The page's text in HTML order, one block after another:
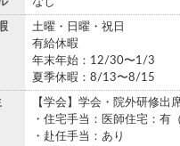
土曜・日曜・祝日
有給休暇
年末年始：12/30〜1/3
夏季休暇：8/13〜8/15
【学会】学会・院外研修
・住宅手当：医師住宅：有
・赴任手当：あり